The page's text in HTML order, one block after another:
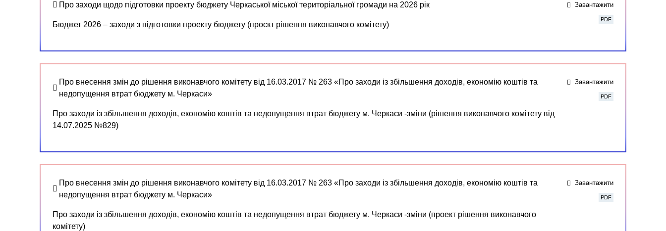
Про заходи щодо підготовки проекту бюджету Черкаської міської територіальної громади на 2026 рік
Бюджет 2026 – заходи з підготовки проекту бюджету (проєкт рішення виконавчого комітету)
Завантажити
PDF
Про внесення змін до рішення виконавчого комітету від 16.03.2017 № 263 «Про заходи із збільшення доходів, економію коштів та
недопущення втрат бюджету м. Черкаси»
Про заходи із збільшення доходів, економію коштів та недопущення втрат бюджету м. Черкаси -зміни (рішення виконавчого комітету від
14.07.2025 №829)
Завантажити
PDF
Про внесення змін до рішення виконавчого комітету від 16.03.2017 № 263 «Про заходи із збільшення доходів, економію коштів та
недопущення втрат бюджету м. Черкаси»
Про заходи із збільшення доходів, економію коштів та недопущення втрат бюджету м. Черкаси -зміни (проект рішення виконавчого
комітету)
Завантажити
PDF